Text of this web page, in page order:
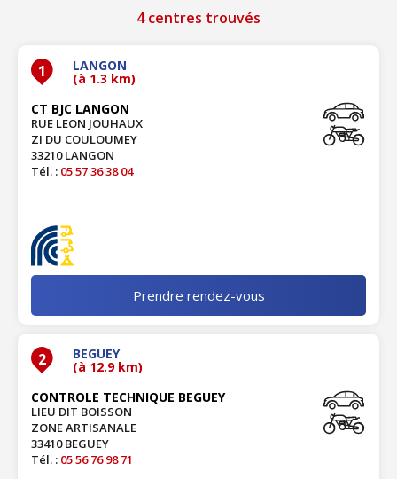
4 centres trouvés
1 LANGON
(à 1.3 km)
CT BJC LANGON
RUE LEON JOUHAUX
ZI DU COULOUMEY
33210 LANGON
Tél. : 05 57 36 38 04
Prendre rendez-vous
2 BEGUEY
(à 12.9 km)
CONTROLE TECHNIQUE BEGUEY
LIEU DIT BOISSON
ZONE ARTISANALE
33410 BEGUEY
Tél. : 05 56 76 98 71